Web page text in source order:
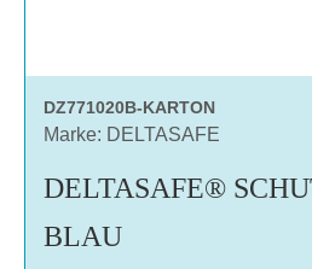
DZ771020B-KARTON
Marke: DELTASAFE
DELTASAFE®
BLAU